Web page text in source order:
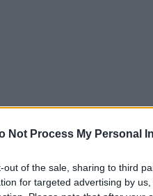
Not Process My Personal
out of the sale, sharing to third
for targeted advertising by